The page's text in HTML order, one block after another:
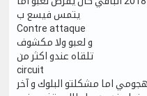
يتمس فيسع ب
Contre attaque
و لعبو ولا مكشوف
تلقاه عندو اكثر من
circuit
اما مشكلتو البلوك و آخر